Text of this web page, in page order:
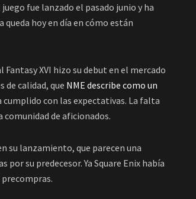
juego fue lanzado el pasado junio y ha
hoy en día en cómo están
XVI hizo su debut en el mercado
de calidad, que NME describe como un
cumplido con las expectativas. La falta
de aficionados.
su lanzamiento, que parecen una
su predecesor. Ya Square Enix había